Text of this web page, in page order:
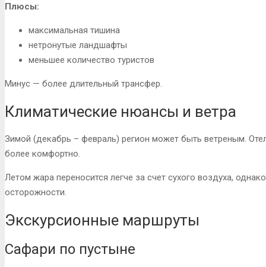
Плюсы:
максимальная тишина
нетронутые ландшафты
меньшее количество туристов
Минус — более длительный трансфер.
Климатические нюансы и ветра
Зимой (декабрь – февраль) регион может быть ветреным.
более комфортно.
Летом жара переносится легче за счет сухого воздуха,
осторожности.
Экскурсионные маршруты
Сафари по пустыне